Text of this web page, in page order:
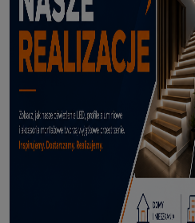
Profil led Profil LED P6-2 ½ biały 3m
70,50 zł
DODAJ DO KOSZYKA